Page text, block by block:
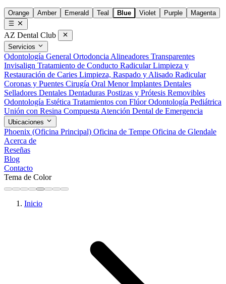
Orange Amber Emerald Teal Blue Violet Purple Magenta
AZ Dental Club
Servicios
Odontología General Ortodoncia Alineadores Transparentes
Invisalign Tratamiento de Conducto RadicularLimpieza y
Restauración de Caries Limpieza, Raspado y Alisado Radicular
Coronas y Puentes Cirugía Oral MenorImplantes Dentales
Selladores Dentales Dentaduras Postizas y Prótesis Removibles
Odontología Estética Tratamientos con FlúorOdontología Pediátrica
Unión con Resina Compuesta Atención Dental de Emergencia
Ubicaciones
Phoenix (Oficina Principal) Oficina de Tempe Oficina de Glendale
Acerca de
Reseñas
Blog
Contacto
Tema de Color
Inicio